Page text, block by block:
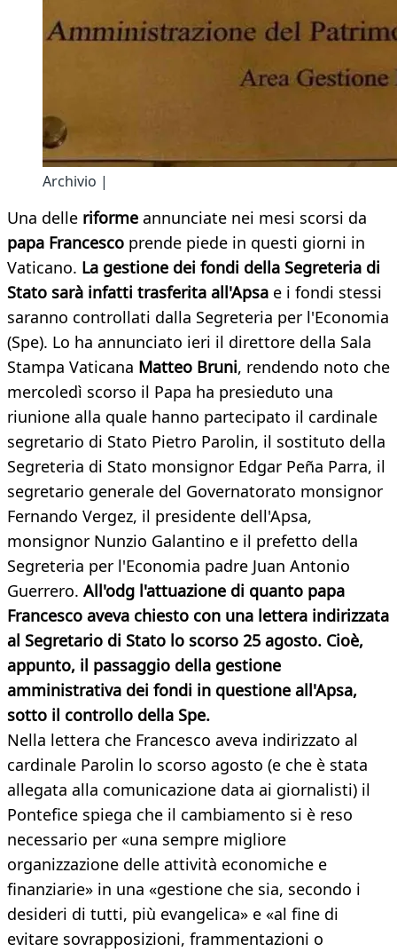
Archivio |
Una delle riforme annunciate nei mesi scorsi da
papa Francesco prende piede in questi giorni in
Vaticano. La gestione dei fondi della Segreteria di
Stato sarà infatti trasferita all'Apsa e i fondi stessi
saranno controllati dalla Segreteria per l'Economia
(Spe). Lo ha annunciato ieri il direttore della Sala
Stampa Vaticana Matteo Bruni, rendendo noto che
mercoledì scorso il Papa ha presieduto una
riunione alla quale hanno partecipato il cardinale
segretario di Stato Pietro Parolin, il sostituto della
Segreteria di Stato monsignor Edgar Peña Parra, il
segretario generale del Governatorato monsignor
Fernando Vergez, il presidente dell'Apsa,
monsignor Nunzio Galantino e il prefetto della
Segreteria per l'Economia padre Juan Antonio
Guerrero. All'odg l'attuazione di quanto papa
Francesco aveva chiesto con una lettera indirizzata
al Segretario di Stato lo scorso 25 agosto. Cioè,
appunto, il passaggio della gestione
amministrativa dei fondi in questione all'Apsa,
sotto il controllo della Spe.
Nella lettera che Francesco aveva indirizzato al
cardinale Parolin lo scorso agosto (e che è stata
allegata alla comunicazione data ai giornalisti) il
Pontefice spiega che il cambiamento si è reso
necessario per «una sempre migliore
organizzazione delle attività economiche e
finanziarie» in una «gestione che sia, secondo i
desideri di tutti, più evangelica» e «al fine di
evitare sovrapposizioni, frammentazioni o